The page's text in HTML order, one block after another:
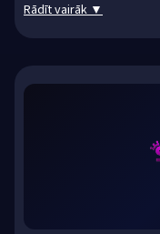
Rādīt vairāk ▼